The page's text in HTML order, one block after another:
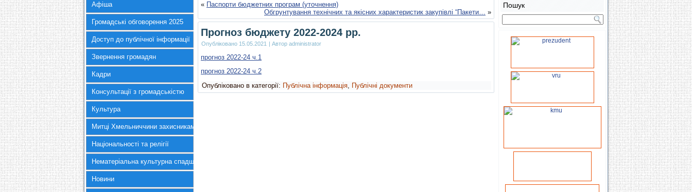
Афіша
Громадські обговорення 2025
Доступ до публічної інформації
Звернення громадян
Кадри
Консультації з громадськістю
Культура
Митці Хмельниччини захисникам України
Національності та релігії
Нематеріальна культурна спадщина
Новини
« Паспорти бюджетних програм (уточнення)
Обгрунтування технічних та якісних характеристик закупівлі “Пакети… »
Прогноз бюджету 2022-2024 рр.
Опубліковано 15.05.2021 | Автор administrator
прогноз 2022-24 ч.1
прогноз 2022-24 ч.2
Опубліковано в категорії: Публічна інформація, Публічні документи
Пошук